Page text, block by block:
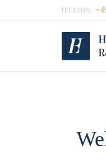
TELEFON: